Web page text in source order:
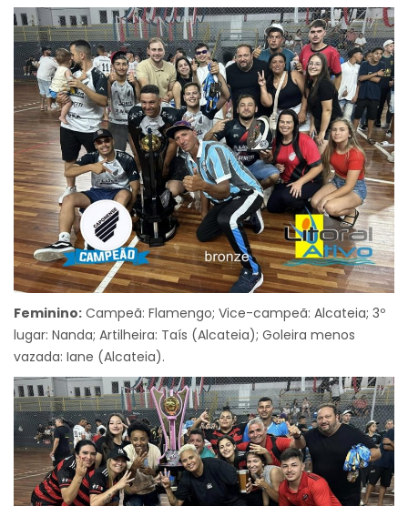
Feminino: Campeã: Flamengo; Vice-campeã: Alcateia; 3º
lugar: Nanda; Artilheira: Taís (Alcateia); Goleira menos
vazada: Iane (Alcateia).